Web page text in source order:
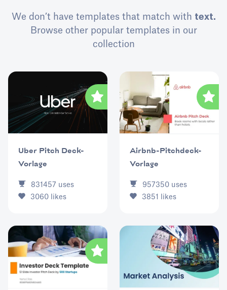
We don’t have templates that match with text.
Browse other popular templates in our
collection
Uber Pitch Deck-
Vorlage
831457 uses
3060 likes
Airbnb-Pitchdeck-
Vorlage
957350 uses
3851
likes